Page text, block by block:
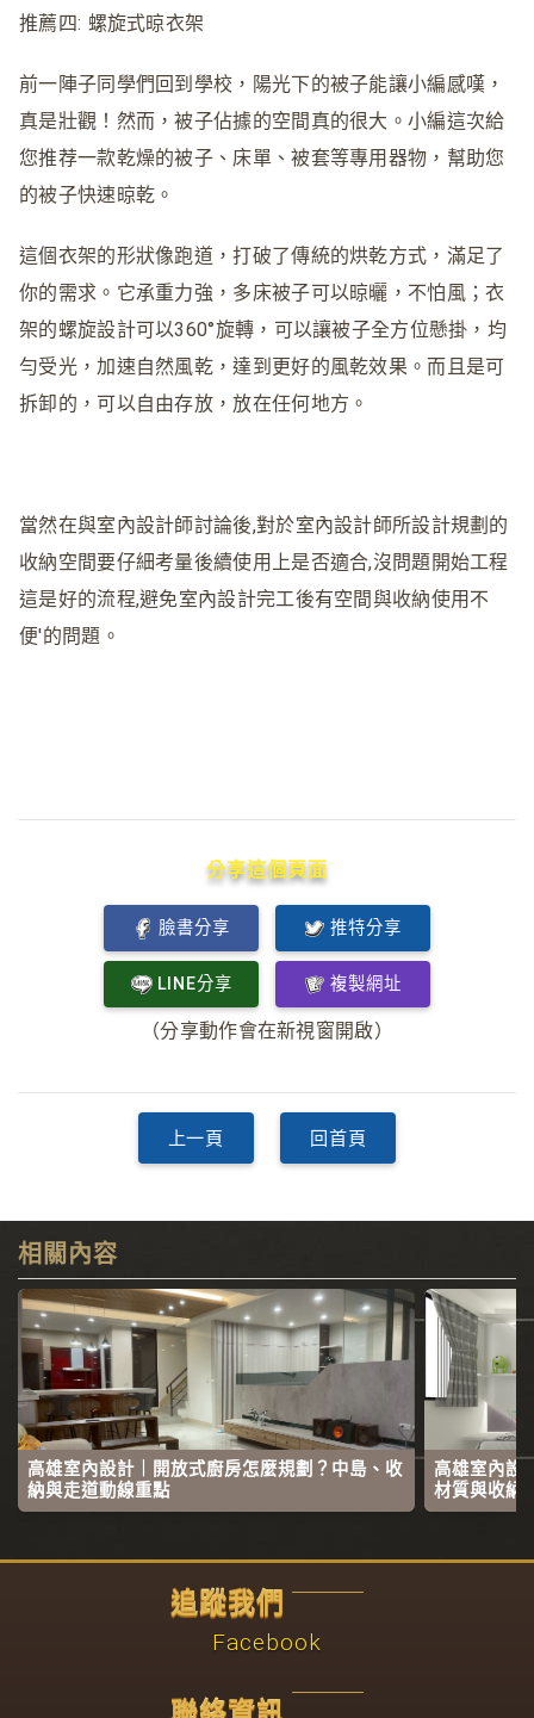
推薦四: 螺旋式晾衣架
前一陣子同學們回到學校，陽光下的被子能讓小編感嘆，
真是壯觀！然而，被子佔據的空間真的很大。小編這次給
您推荐一款乾燥的被子、床單、被套等專用器物，幫助您
的被子快速晾乾。
這個衣架的形狀像跑道，打破了傳統的烘乾方式，滿足了
你的需求。它承重力強，多床被子可以晾曬，不怕風；衣
架的螺旋設計可以360°旋轉，可以讓被子全方位懸掛，均
勻受光，加速自然風乾，達到更好的風乾效果。而且是可
拆卸的，可以自由存放，放在任何地方。
當然在與室內設計師討論後,對於室內設計師所設計規劃的
收納空間要仔細考量後續使用上是否適合,沒問題開始工程
這是好的流程,避免室內設計完工後有空間與收納使用不
便'的問題。
分享這個頁面
臉書分享 推特分享
LINE分享 複製網址
（分享動作會在新視窗開啟）
上一頁 回首頁
相關內容
高雄室內設計｜開放式廚房怎麼規劃？中島、收
納與走道動線重點
高雄室內設
材質與收納
追蹤我們
Facebook